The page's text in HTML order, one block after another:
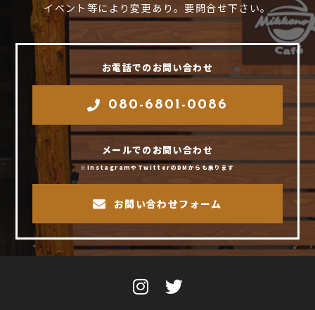
イベント等により変更あり。要問合せ下さい。
お電話でのお問い合わせ
080-6801-0086
メールでのお問い合わせ
※InstagramやTwitterのDMからも承ります
お問い合わせフォーム